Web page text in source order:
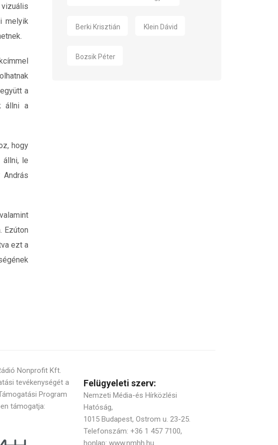
melyik
a
állni a
hogy
állni, le
Ezúton
ezt a
Berki Krisztián Klein Dávid
Bozsik Péter
Nonprofit Kft.
tevékenységét a
Program
támogatja:
Felügyeleti szerv:
Nemzeti Média-és Hírközlési
Hatóság,
1015 Budapest, Ostrom u. 23-25.
Telefonszám: +36 1 457 7100,
honlap: www.nmhh.hu